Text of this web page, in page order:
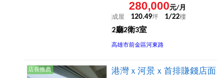
280,000元/月
成屋 120.49坪 1/22樓
2廳2衛3室
高雄市前金區河東路
店長推薦 港灣ｘ河景ｘ首排賺錢店面